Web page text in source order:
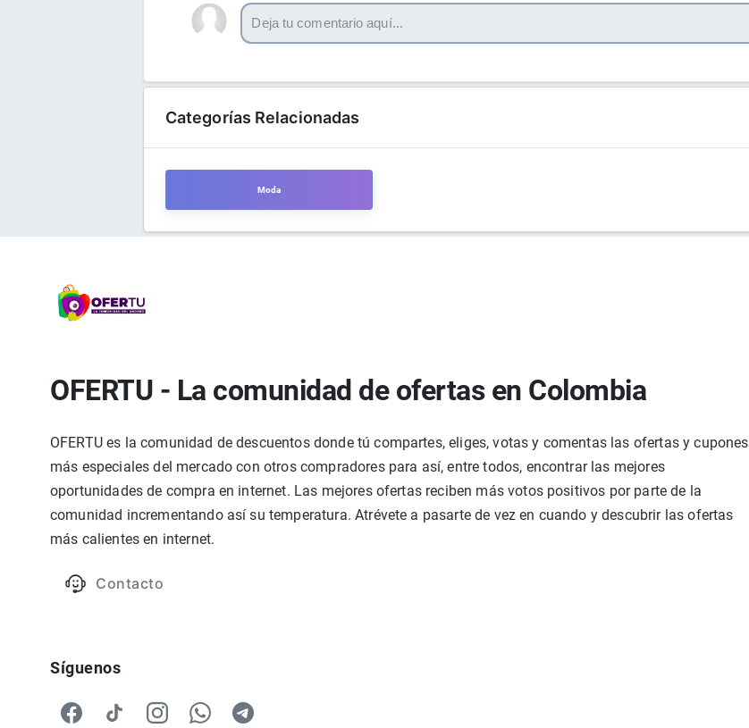
Categorías Relacionadas
Moda
OFERTU - La comunidad de ofertas en Colombia
OFERTU es la comunidad de descuentos donde tú compartes, eliges, votas y comentas las ofertas y cupones
más especiales del mercado con otros compradores para así, entre todos, encontrar las mejores
oportunidades de compra en internet. Las mejores ofertas reciben más votos positivos por parte de la
comunidad incrementando así su temperatura. Atrévete a pasarte de vez en cuando y descubrir las ofertas
más calientes en internet.
Contacto
Síguenos